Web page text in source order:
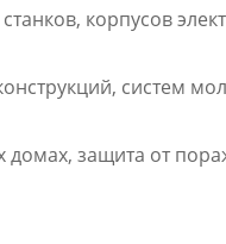
корпусов
систем
защита от